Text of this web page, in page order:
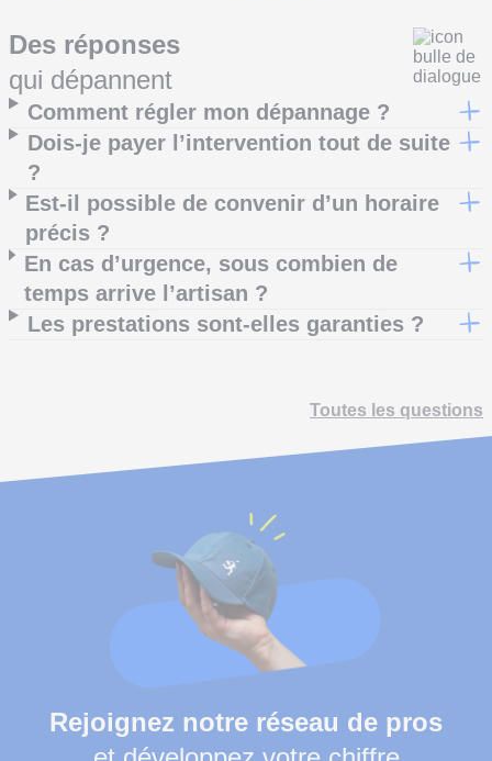
Des réponses
qui dépannent
Comment régler mon dépannage ?
Dois-je payer l’intervention tout de suite
?
Est-il possible de convenir d’un horaire
précis ?
En cas d’urgence, sous combien de
temps arrive l’artisan ?
Les prestations sont-elles garanties ?
Toutes les questions
Rejoignez notre réseau de pros